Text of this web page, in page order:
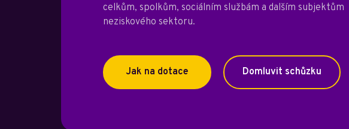
celkům, spolkům, sociálním službám a dalším subjektům
neziskového sektoru.
Jak na dotace Domluvit schůzku